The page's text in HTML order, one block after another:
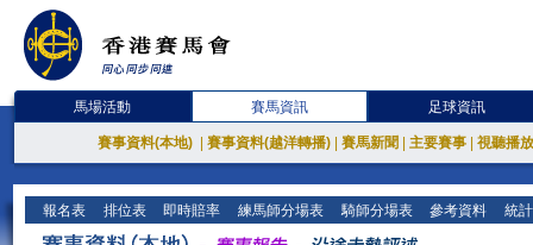
馬場活動 賽馬資訊 足球資訊
賽事資料(本地) 賽事資料(越洋轉播) 賽馬新聞 主要賽事 視聽播
報名表 排位表 即時賠率 練馬師分場表 騎師分場表 參考資料 統